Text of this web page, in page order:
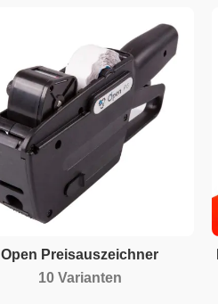
Open Preisauszeichner
10 Varianten